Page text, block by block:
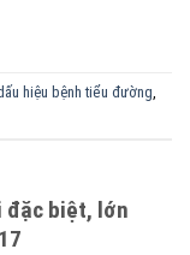
hiệu bệnh tiểu đường,
đặc biệt, lớn